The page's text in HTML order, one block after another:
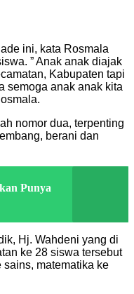
ini, kata Rosmala
” Anak anak diajak
Kabupaten tapi
semoga anak anak kita
nomor dua, terpenting
berani dan
Punya
Hj. Wahdeni yang di
ke 28 siswa tersebut
matematika ke